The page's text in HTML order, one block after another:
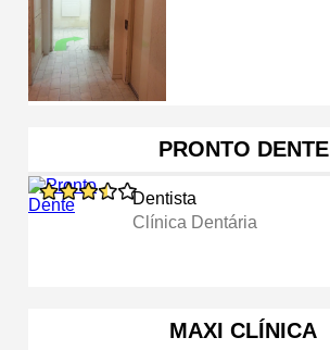
PRONTO DENTE
Dentista
Clínica Dentária
MAXI CLÍNICA